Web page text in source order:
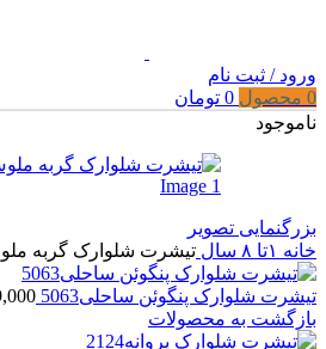
ورود / ثبت نام
0 محصول 0 تومان
ناموجود
بزرگنمایی تصویر
خانه ۱تا ۸ سال تیشرت شلوارک گربه
تیشرت شلوارک پنگوئن ساحلی5063
بازگشت به محصولات